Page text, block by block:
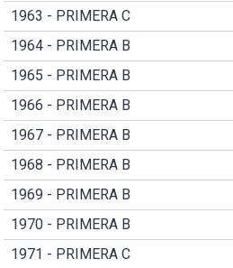
1963 - PRIMERA C
1964 - PRIMERA B
1965 - PRIMERA B
1966 - PRIMERA B
1967 - PRIMERA B
1968 - PRIMERA B
1969 - PRIMERA B
1970 - PRIMERA B
1971 - PRIMERA C